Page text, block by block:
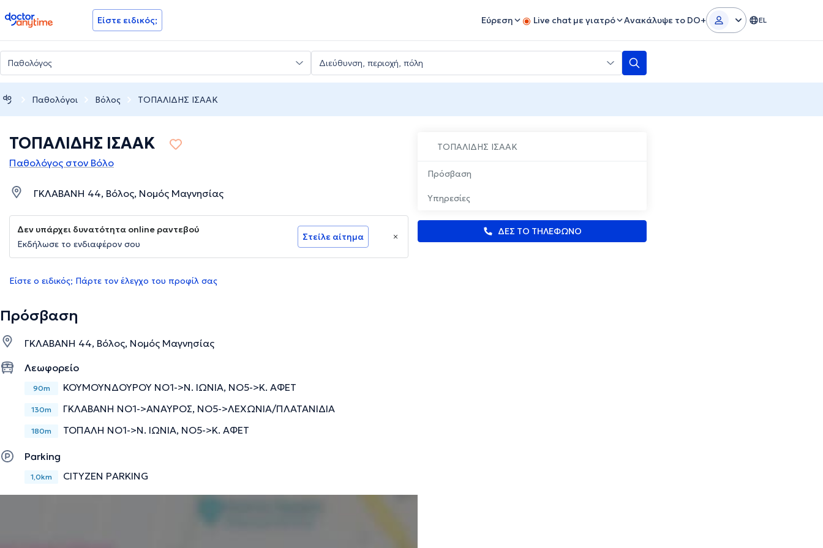
doctoranytime Είστε ειδικός; Εύρεση Live chat με γιατρό Ανακάλυψε το DO+ EL
Παθολόγοι Βόλος ΤΟΠΑΛΙΔΗΣ IΣΑΑΚ
ΤΟΠΑΛΙΔΗΣ IΣΑΑΚ
Πρόσβαση
Υπηρεσίες
ΔΕΣ ΤΟ ΤΗΛΕΦΩΝΟ
ΤΟΠΑΛΙΔΗΣ IΣΑΑΚ
Παθολόγος στον Βόλο
ΓΚΛΑΒΑΝΗ 44, Βόλος, Νομός Μαγνησίας
Δεν υπάρχει δυνατότητα online ραντεβού
Εκδήλωσε το ενδιαφέρον σου
Στείλε αίτημα
Είστε ο ειδικός; Πάρτε τον έλεγχο του προφίλ σας
Πρόσβαση
ΓΚΛΑΒΑΝΗ 44, Βόλος, Νομός Μαγνησίας
Λεωφορείο
90m ΚΟΥΜΟΥΝΔΟΥΡΟΥ ΝΟ1->Ν. ΙΩΝΙΑ, ΝΟ5->Κ. ΑΦΕΤ
130m ΓΚΛΑΒΑΝΗ ΝΟ1->ΑΝΑΥΡΟΣ, ΝΟ5->ΛΕΧΩΝΙΑ/ΠΛΑΤΑΝΙΔΙΑ
180m ΤΟΠΑΛΗ ΝΟ1->Ν. ΙΩΝΙΑ, ΝΟ5->Κ. ΑΦΕΤ
Parking
1,0km CITYZEN PARKING